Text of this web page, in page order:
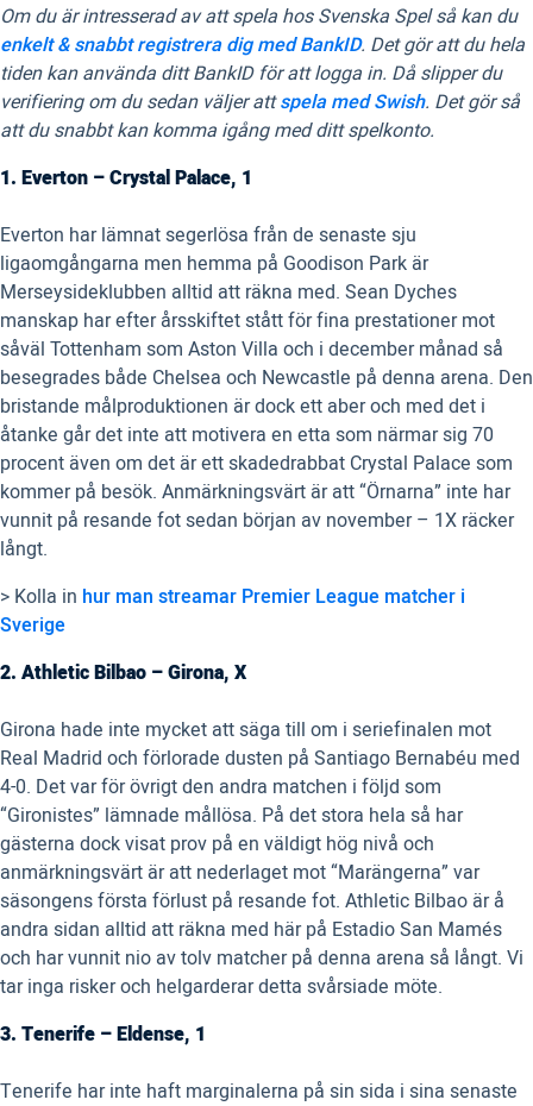
Om du är intresserad av att spela hos Svenska Spel så kan du
enkelt & snabbt registrera dig med BankID. Det gör att du hela
tiden kan använda ditt BankID för att logga in. Då slipper du
verifiering om du sedan väljer attspela med Swish. Det gör så
att du snabbt kan komma igång med ditt spelkonto.
1. Everton – Crystal Palace, 1
Everton har lämnat segerlösa från de senaste sju
ligaomgångarna men hemma på Goodison Park är
Merseysideklubben alltid att räkna med. Sean Dyches
manskap har efter årsskiftet stått för fina prestationer mot
såväl Tottenham som Aston Villa och i december månad så
besegrades både Chelsea och Newcastle på denna arena. Den
bristande målproduktionen är dock ett aber och med det i
åtanke går det inte att motivera en etta som närmar sig 70
procent även om det är ett skadedrabbat Crystal Palace som
kommer på besök. Anmärkningsvärt är att “Örnarna” inte har
vunnit på resande fot sedan början av november – 1X räcker
långt.
> Kolla in hur man streamar Premier League matcher i
Sverige
2. Athletic Bilbao – Girona, X
Girona hade inte mycket att säga till om i seriefinalen mot
Real Madrid och förlorade dusten på Santiago Bernabéu med
4-0. Det var för övrigt den andra matchen i följd som
“Gironistes” lämnade mållösa. På det stora hela så har
gästerna dock visat prov på en väldigt hög nivå och
anmärkningsvärt är att nederlaget mot “Marängerna” var
säsongens första förlust på resande fot. Athletic Bilbao är å
andra sidan alltid att räkna med här på Estadio San Mamés
och har vunnit nio av tolv matcher på denna arena så långt. Vi
tar inga risker och helgarderar detta svårsiade möte.
3. Tenerife – Eldense, 1
Tenerife har inte haft marginalerna på sin sida i sina senaste